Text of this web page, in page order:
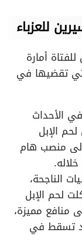
للعزباء
أمارة
تقضيها في
الأحداث
الإبل
منصب هام
الناجحة،
لحم الإبل
منافع مميزة،
تسقط في